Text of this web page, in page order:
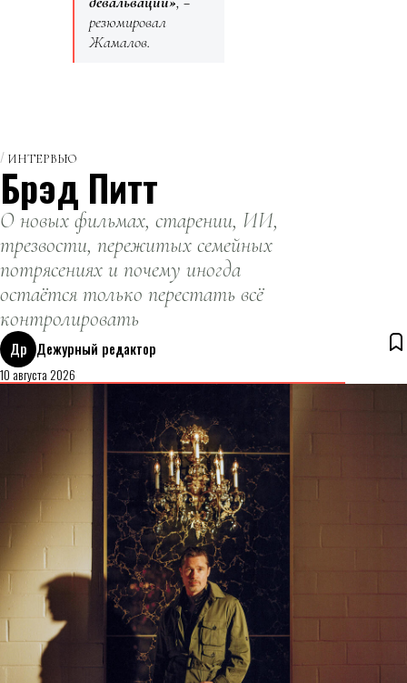
резюмировал
Жамалов.
ИНТЕРВЬЮ
Брэд Питт
О новых фильмах, старении, ИИ,
трезвости, пережитых семейных
потрясениях и почему иногда
остаётся только перестать всё
контролировать
Др Дежурный редактор
10 августа 2026